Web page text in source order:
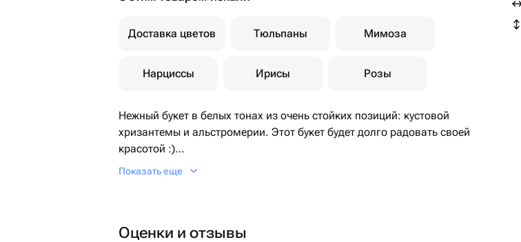
Доставка цветов Тюльпаны Мимоза
Нарциссы Ирисы Розы
Нежный букет в белых тонах из очень стойких позиций: кустовой
хризантемы и альстромерии. Этот букет будет долго радовать своей
красотой :)
Не забудьте подрезать цветы
цветы свежими как можно дольше.
Показать еще
Оценки и отзывы